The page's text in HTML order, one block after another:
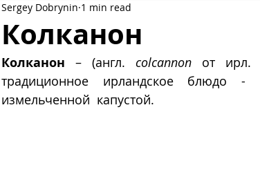
У Ф Х
Колканон
Sergey Dobrynin 1 min read
Колканон – (англ. colcannon от
традиционное ирландское блюдо
измельченной  капустой.